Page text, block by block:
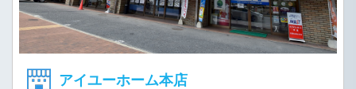
アイユーホーム本店